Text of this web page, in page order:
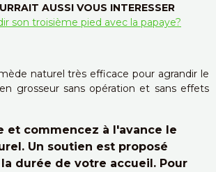
AUSSI VOUS INTERESSER
son troisième pied avec la papaye?
naturel très efficace pour agrandir le
grosseur sans opération et sans effets
et commencez à l'avance le
Un soutien est proposé
durée de votre accueil. Pour